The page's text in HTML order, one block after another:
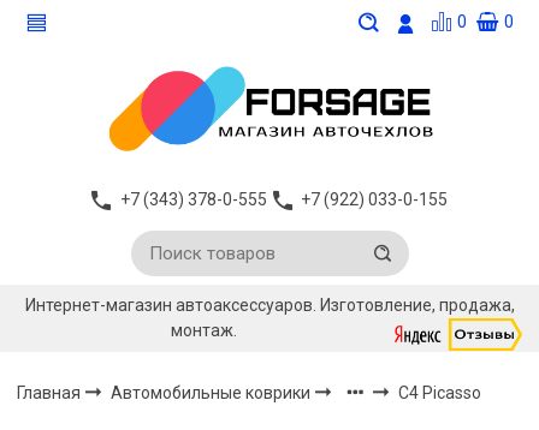
0 0
+7 (343) 378-0-555 +7 (922) 033-0-155
Интернет-магазин автоаксессуаров. Изготовление, продажа,
монтаж.
Главная Автомобильные коврики C4 Picasso